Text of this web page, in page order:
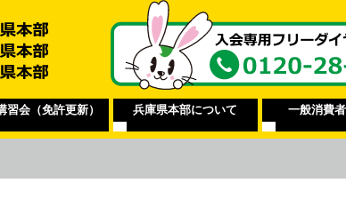
習会（免許更新） 兵庫県本部について 一般消費